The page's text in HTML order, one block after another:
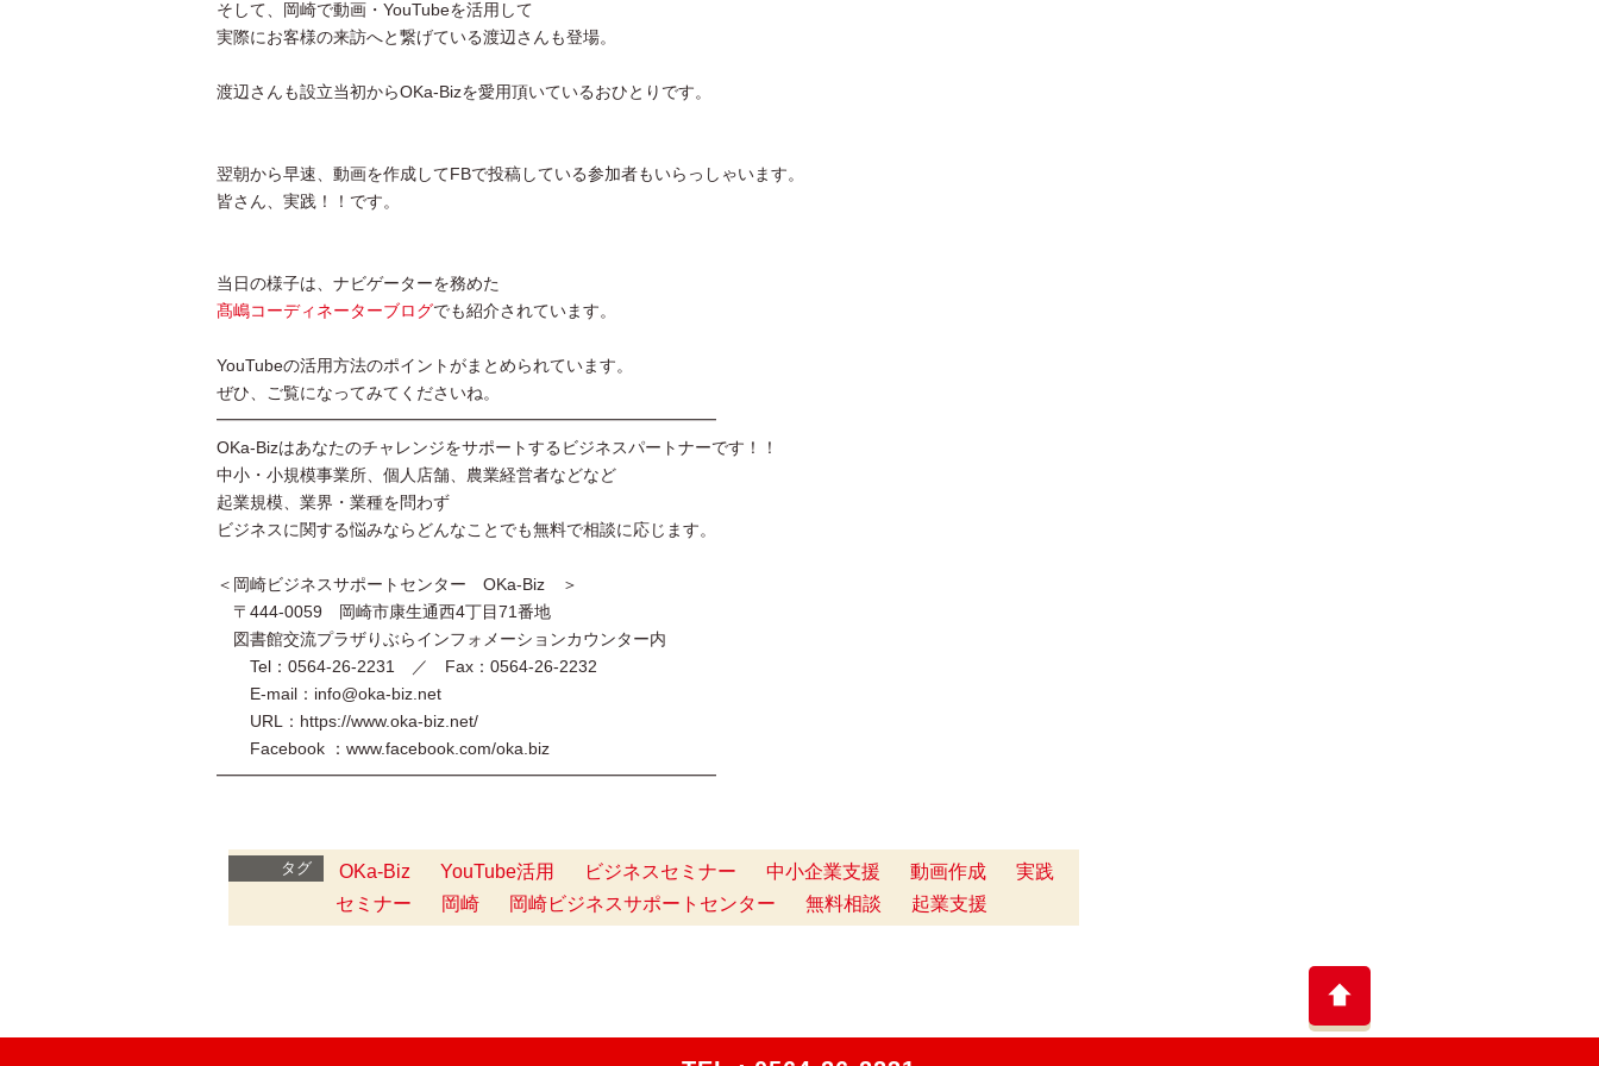
そして、岡崎で動画・YouTubeを活用して
実際にお客様の来訪へと繋げている渡辺さんも登場。
渡辺さんも設立当初からOKa-Bizを愛用頂いているおひとりです。
翌朝から早速、動画を作成してFBで投稿している参加者もいらっしゃいます。
皆さん、実践！！です。
当日の様子は、ナビゲーターを務めた
髙嶋コーディネーターブログでも紹介されています。
YouTubeの活用方法のポイントがまとめられています。
ぜひ、ご覧になってみてくださいね。
━━━━━━━━━━━━━━━━━━━━━━━━━━━━━━
OKa-Bizはあなたのチャレンジをサポートするビジネスパートナーです！！
中小・小規模事業所、個人店舗、農業経営者などなど
起業規模、業界・業種を問わず
ビジネスに関する悩みならどんなことでも無料で相談に応じます。
＜岡崎ビジネスサポートセンター OKa-Biz ＞
〒444-0059 岡崎市康生通西4丁目71番地
図書館交流プラザりぶらインフォメーションカウンター内
Tel：0564-26-2231 ／ Fax：0564-26-2232
E-mail：info@oka-biz.net
URL：https://www.oka-biz.net/
Facebook ：www.facebook.com/oka.biz
━━━━━━━━━━━━━━━━━━━━━━━━━━━━━━
タグ OKa-Biz YouTube活用 ビジネスセミナー 中小企業支援 動画作成
実践
セミナー
岡崎 岡崎ビジネスサポートセンター 無料相談 起業支援